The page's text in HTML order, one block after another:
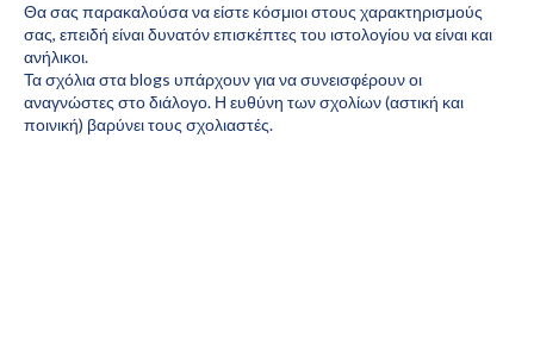
Θα σας παρακαλούσα να είστε κόσμιοι στους χαρακτηρισμούς
σας, επειδή είναι δυνατόν επισκέπτες του ιστολογίου να είναι και
ανήλικοι.
Τα σχόλια στα blogs υπάρχουν για να συνεισφέρουν οι
αναγνώστες στο διάλογο. Η ευθύνη των σχολίων (αστική και
ποινική) βαρύνει τους σχολιαστές.